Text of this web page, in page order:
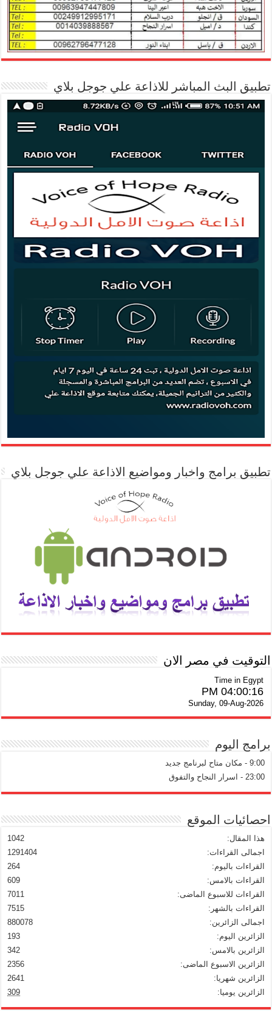
تطبيق البث المباشر للاذاعة علي جوجل بلاي
تطبيق برامج واخبار ومواضيع الاذاعة علي جوجل بلاي
التوقيت في مصر الان
Time in Egypt
04:00:17 PM
Sunday, 09-Aug-2026
برامج اليوم
9:00 - مكان متاح لبرنامج جديد
23:00 - اسرار النجاح والتفوق
احصائيات الموقع
1042
هذا المقال:
1291404
اجمالى القراءات:
264
القراءات باليوم:
609
القراءات بالامس:
7011
القراءات للاسبوع الماضى:
7515
القراءات بالشهر:
880078
اجمالى الزائرين:
193
الزائرين اليوم:
342
الزائرين بالامس:
2356
الزائرين الاسبوع الماضى:
2641
الزائرين شهريا:
309
الزائرين يوميا: